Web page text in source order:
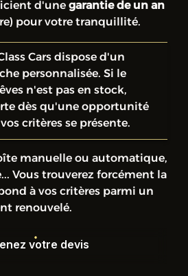
d'une garantie de un an
pour votre tranquillité.
Cars dispose d'un
personnalisée. Si le
n'est pas en stock,
dès qu'une opportunité
critères se présente.
manuelle ou automatique,
Vous trouverez forcément la
à vos critères parmi un
renouvelé.
votre devis